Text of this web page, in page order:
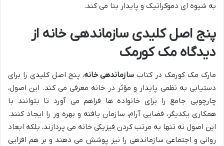
به شیوه ای دموکراتیک و پایدار بنا می کند.
پنج اصل کلیدی سازماندهی خانه از
دیدگاه مک کورمک
مارک مک کورمک در کتاب سازماندهی خانه، پنج اصل کلیدی را برای
دستیابی به نظمی پایدار و مؤثر در خانه معرفی می کند. این اصول،
چارچوبی جامع را برای خانواده ها فراهم می آورد تا بتوانند با
همکاری یکدیگر، فضایی آرام، سازمان یافته و بهره ور را ایجاد کنند.
این اصول نه تنها به مرتب کردن فیزیکی خانه می پردازند، بلکه ابعاد
روانی و اجتماعی سازماندهی را نیز پوشش می دهند و بر هم افزایی